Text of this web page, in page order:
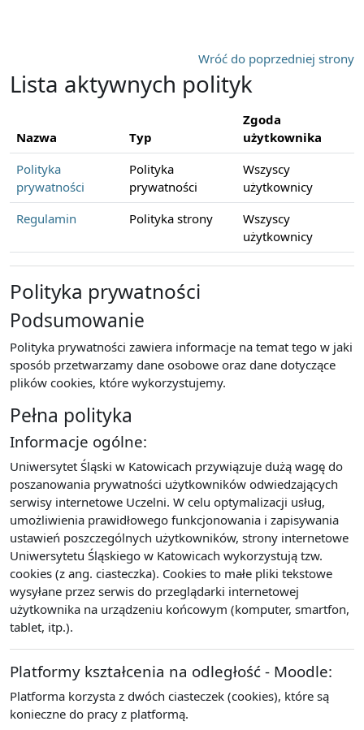
Wróć do poprzedniej strony
Lista aktywnych polityk
Nazwa Typ
Zgoda
użytkownika
Polityka
prywatności
Polityka
prywatności
Wszyscy
użytkownicy
Regulamin
Polityka strony
Wszyscy
użytkownicy
Polityka prywatności
Podsumowanie
Polityka prywatności zawiera informacje na temat tego w jaki
sposób przetwarzamy dane osobowe oraz dane dotyczące
plików cookies, które wykorzystujemy.
Pełna polityka
Informacje ogólne:
Uniwersytet Śląski w Katowicach przywiązuje dużą wagę do
poszanowania prywatności użytkowników odwiedzających
serwisy internetowe Uczelni. W celu optymalizacji usług,
umożliwienia prawidłowego funkcjonowania i zapisywania
ustawień poszczególnych użytkowników, strony internetowe
Uniwersytetu Śląskiego w Katowicach wykorzystują tzw.
cookies (z ang. ciasteczka). Cookies to małe pliki tekstowe
wysyłane przez serwis do przeglądarki internetowej
użytkownika na urządzeniu końcowym (komputer, smartfon,
tablet, itp.).
Platformy kształcenia na odległość - Moodle:
Platforma korzysta z dwóch ciasteczek (cookies), które są
konieczne do pracy z platformą.